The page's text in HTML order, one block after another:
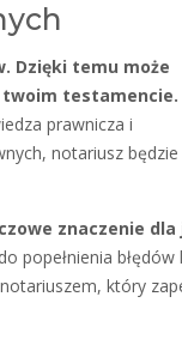
Dzięki temu może
twoim testamencie.
prawnicza i
notariusz będzie
znaczenie dla
popełnienia błędów
który